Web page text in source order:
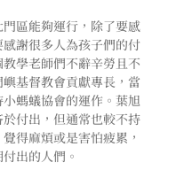
區能夠運行，除了要感
謝很多人為孩子們的付
學老師們不辭辛勞且不
基督教會貢獻專長，當
螞蟻協會的運作。葉旭
付出，但通常也較不持
得麻煩或是害怕疲累，
出的人們。